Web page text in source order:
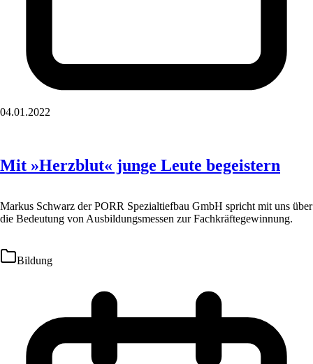
04.01.2022
Mit »Herzblut« junge Leute begeistern
Markus Schwarz der PORR Spezialtiefbau GmbH spricht mit uns über
die Bedeutung von Ausbildungsmessen zur Fachkräftegewinnung.
Bildung